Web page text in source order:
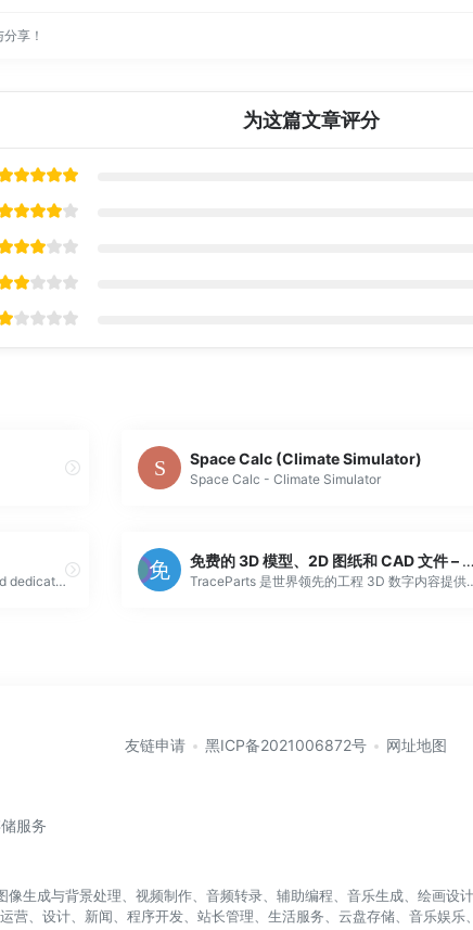
享！
为这篇文章评分
Space Calc (Climate Simulator)
Space Calc - Climate Simulator
Easily browse over 75,000 virtual and dedicated servers offered by hundreds of hosting providers to find your perfect server at the lowest price.
免费的 3D 模型、2D 图纸和 CAD 文件 – TraceParts
TraceParts 是世界领先的工程 3D 数字内容提供商。traceparts.com 门户
服务
友链申请 黑ICP备2021006872号 网址地图
生成与背景处理、视频制作、音频转录、辅助编程、音乐生成、绘画设
营、设计、新闻、程序开发、站长管理、生活服务、云盘存储、音乐娱